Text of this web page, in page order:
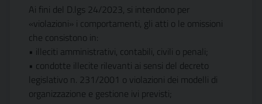
Ai fini del D.lgs 24/2023, si intendono per
«violazioni» i comportamenti, gli atti o le omissioni
che consistono in:
• illeciti amministrativi, contabili, civili o penali;
• condotte illecite rilevanti ai sensi del decreto
legislativo n. 231/2001 o violazioni dei modelli di
organizzazione e gestione ivi previsti;